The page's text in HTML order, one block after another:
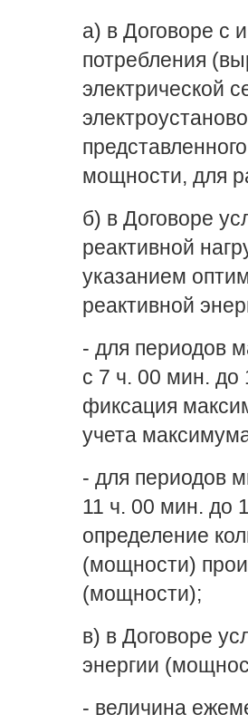
а) в Договоре с
потребления
электрической
мощности, для
б) в Договоре
реактивной
указанием
реактивной
- для периодов
с 7 ч. 00 мин. до
фиксация
учета
- для периодов
11 ч. 00 мин. до
определение
(мощности)
(мощности);
в) в Договоре
энергии
- величина